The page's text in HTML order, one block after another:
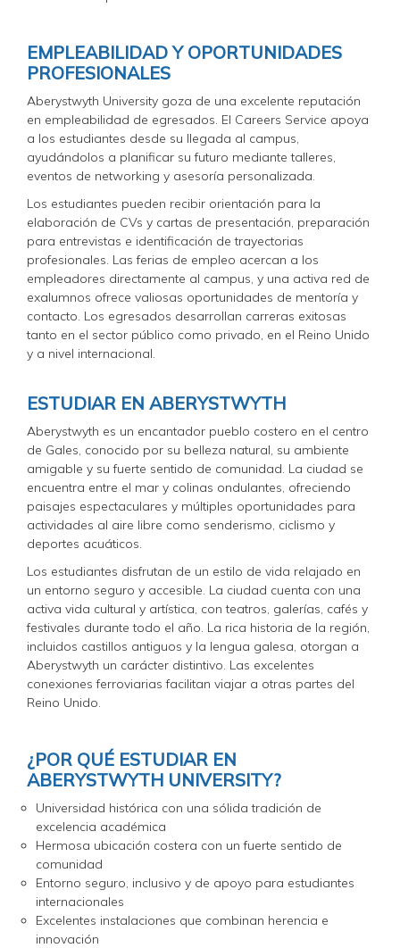
EMPLEABILIDAD Y OPORTUNIDADES
PROFESIONALES
Aberystwyth University goza de una excelente reputación
en empleabilidad de egresados. El Careers Service apoya
a los estudiantes desde su llegada al campus,
ayudándolos a planificar su futuro mediante talleres,
eventos de networking y asesoría personalizada.
Los estudiantes pueden recibir orientación para la
elaboración de CVs y cartas de presentación, preparación
para entrevistas e identificación de trayectorias
profesionales. Las ferias de empleo acercan a los
empleadores directamente al campus, y una activa red de
exalumnos ofrece valiosas oportunidades de mentoría y
contacto. Los egresados desarrollan carreras exitosas
tanto en el sector público como privado, en el Reino Unido
y a nivel internacional.
ESTUDIAR EN ABERYSTWYTH
Aberystwyth es un encantador pueblo costero en el centro
de Gales, conocido por su belleza natural, su ambiente
amigable y su fuerte sentido de comunidad. La ciudad se
encuentra entre el mar y colinas ondulantes, ofreciendo
paisajes espectaculares y múltiples oportunidades para
actividades al aire libre como senderismo, ciclismo y
deportes acuáticos.
Los estudiantes disfrutan de un estilo de vida relajado en
un entorno seguro y accesible. La ciudad cuenta con una
activa vida cultural y artística, con teatros, galerías, cafés y
festivales durante todo el año. La rica historia de la región,
incluidos castillos antiguos y la lengua galesa, otorgan a
Aberystwyth un carácter distintivo. Las excelentes
conexiones ferroviarias facilitan viajar a otras partes del
Reino Unido.
¿POR QUÉ ESTUDIAR EN
ABERYSTWYTH UNIVERSITY?
Universidad histórica con una sólida tradición de
excelencia académica
Hermosa ubicación costera con un fuerte sentido de
comunidad
Entorno seguro, inclusivo y de apoyo para estudiantes
internacionales
Excelentes instalaciones que combinan herencia e
innovación